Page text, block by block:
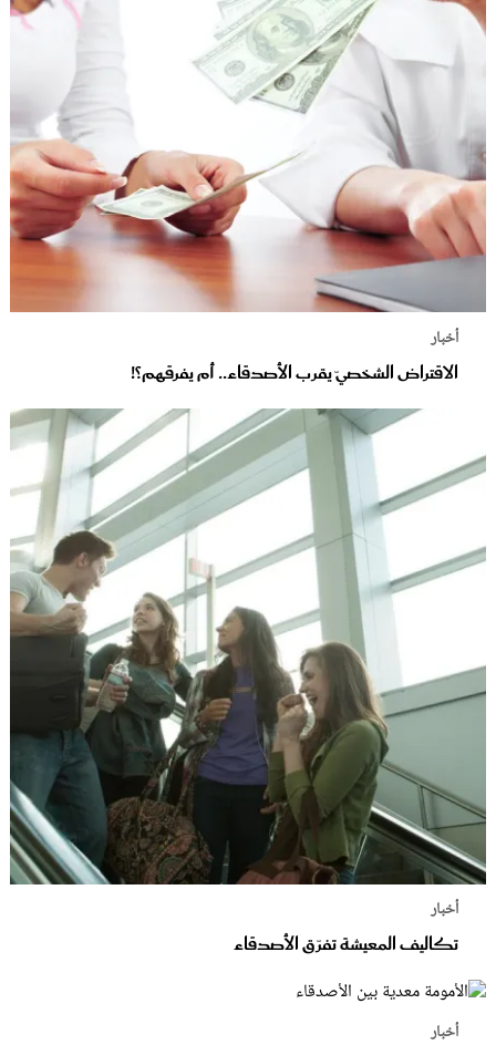
أخبار
الاقتراض الشخصيّ يقرب الأصدقاء.. أم يفرقهم؟!
أخبار
تكاليف المعيشة تفرّق الأصدقاء
أخبار